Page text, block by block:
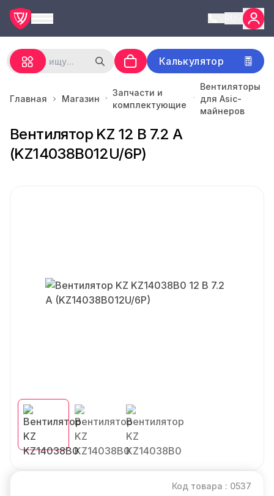
Калькулятор
Главная Магазин
Запчасти и
комплектующие
Вентиляторы
для Asic-
майнеров
Вентилятор KZ 12 В 7.2 A
(KZ14038B012U/6P)
Код товара : 0537